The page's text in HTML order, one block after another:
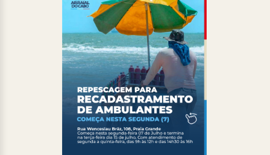
Ouvidoria | e-Sic
Acesso Institucional
Cursos
Programas